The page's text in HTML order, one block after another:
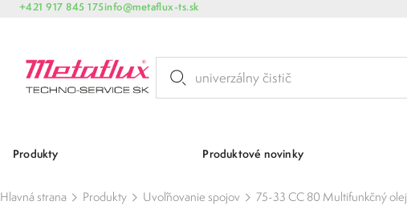
+421 917 845 175info@metaflux-ts.sk
Produkty Produktové novinky
Hlavná strana Produkty Uvoľňovanie spojov 75-33 CC 80 Multifunkčný olej